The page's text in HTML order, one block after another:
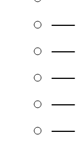
—
—
—
—
—